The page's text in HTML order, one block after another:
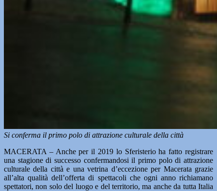
Si conferma il primo polo di attrazione culturale della città
MACERATA – Anche per il 2019 lo Sferisterio ha fatto registrare
una stagione di successo confermandosi il primo polo di attrazione
culturale della città e una vetrina d’eccezione per Macerata grazie
all’alta qualità dell’offerta di spettacoli che ogni anno richiamano
spettatori, non solo del luogo e del territorio, ma anche da tutta Italia